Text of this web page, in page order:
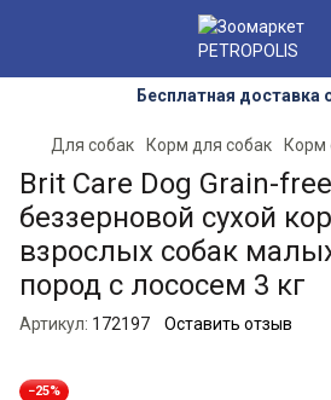
Бесплатная доставка
Для собак Корм для собак Корм
Brit Care Dog Grain-
беззерновой сухой
взрослых собак
пород с лососем 3 кг
Артикул: 172197 Оставить отзыв
−25%